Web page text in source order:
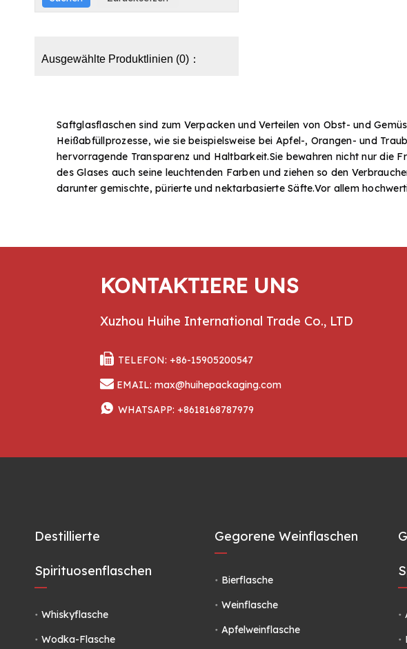
Ausgewählte Produktlinien (0)：
Saftglasflaschen sind zum Verpacken und Verteilen von Obst- und
Heißabfüllprozesse, wie sie beispielsweise bei Apfel-, Orangen- und
hervorragende Transparenz und Haltbarkeit.Sie bewahren nicht nur die
des Glases auch seine leuchtenden Farben und ziehen so den
darunter gemischte, pürierte und nektarbasierte Säfte.Vor allem
anzusprechen, die Wert auf Qualität und Optik legen.HUIHE bietet im
KONTAKTIERE UNS
Xuzhou Huihe International Trade Co., LTD
 TELEFON: +86-15905200547
 EMAIL:max@huihepackaging.com
 WHATSAPP: +8618168787979
Destillierte
Spirituosenflaschen
Whiskyflasche
Wodka-Flasche
Gegorene Weinflaschen
Bierflasche
Weinflasche
Apfelweinflasche